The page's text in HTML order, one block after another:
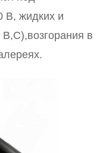
В, жидких и
В,С),возгорания в